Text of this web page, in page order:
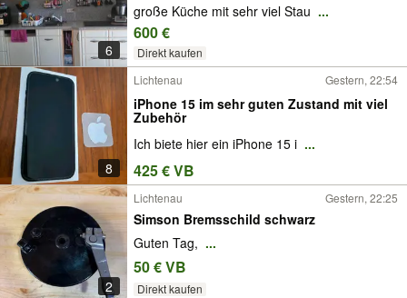
6
große Küche mit sehr viel Stau ...
600 €
Direkt kaufen
8
Lichtenau Gestern, 22:54
iPhone 15 im sehr guten Zustand mit viel
Zubehör
Ich biete hier ein iPhone 15 i ...
425 € VB
2
Lichtenau Gestern, 22:25
Simson Bremsschild schwarz
Guten Tag, ...
50 € VB
Direkt kaufen